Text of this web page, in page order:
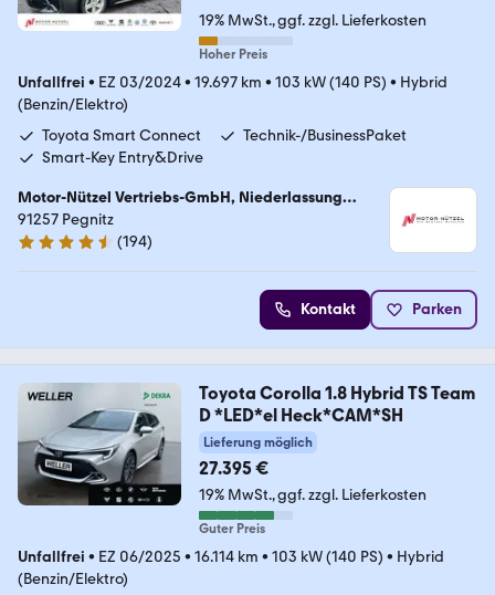
19% MwSt. ggf. zzgl. Lieferkosten
Hoher Preis
Unfallfrei • EZ 03/2024• 19.697 km • 103 kW (140 PS) • Hybrid
(Benzin/Elektro)
Toyota Smart Connect
Technik-/BusinessPaket
Smart-Key Entry&Drive
Motor-Nützel Vertriebs-GmbH, Niederlassung
Pegnitz
91257 Pegnitz
4.7 Sterne
(194)
Kontakt Parken
Toyota Corolla 1.8 Hybrid TS Team
D *LED*el Heck*CAM*SH
Lieferung möglich
27.395 €
19% MwSt. ggf. zzgl. Lieferkosten
Guter Preis
Unfallfrei • EZ 06/2025 • 16.114 km • 103 kW (140 PS) • Hybrid
(Benzin/Elektro)